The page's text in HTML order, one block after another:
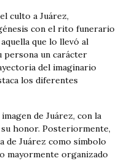
culto a Juárez,
con el rito funerario
que lo llevó al
persona un carácter
del imaginario
los diferentes
de Juárez, con la
honor. Posteriormente,
de Juárez como símbolo
mayormente organizado